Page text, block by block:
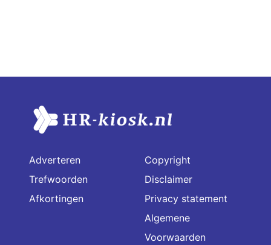
Adverteren
Trefwoorden
Afkortingen
Copyright
Disclaimer
Privacy statement
Algemene
Voorwaarden